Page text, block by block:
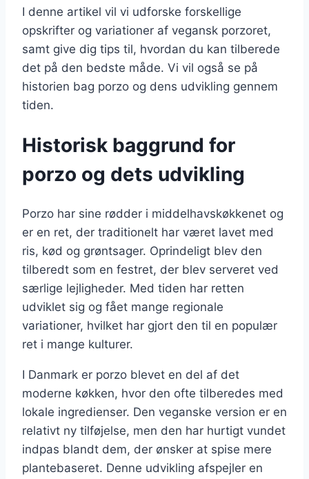
I denne artikel vil vi udforske forskellige
opskrifter og variationer af vegansk porzoret,
samt give dig tips til, hvordan du kan tilberede
det på den bedste måde. Vi vil også se på
historien bag porzo og dens udvikling gennem
tiden.
Historisk baggrund for
porzo og dets udvikling
Porzo har sine rødder i middelhavskøkkenet og
er en ret, der traditionelt har været lavet med
ris, kød og grøntsager. Oprindeligt blev den
tilberedt som en festret, der blev serveret ved
særlige lejligheder. Med tiden har retten
udviklet sig og fået mange regionale
variationer, hvilket har gjort den til en populær
ret i mange kulturer.
I Danmark er porzo blevet en del af det
moderne køkken, hvor den ofte tilberedes med
lokale ingredienser. Den veganske version er en
relativt ny tilføjelse, men den har hurtigt vundet
indpas blandt dem, der ønsker at spise mere
plantebaseret. Denne udvikling afspejler en